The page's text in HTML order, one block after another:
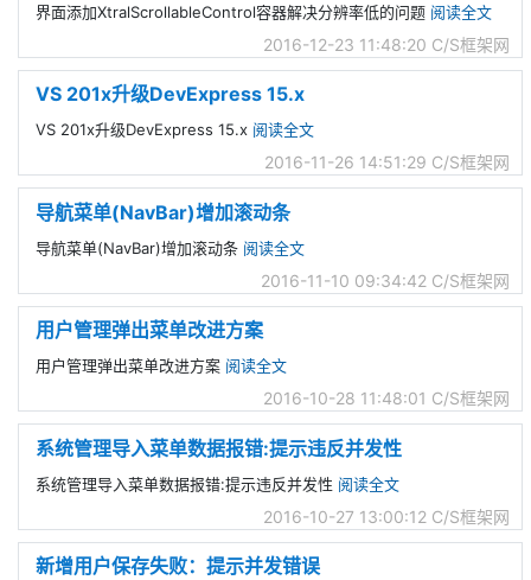
界面添加XtralScrollableControl容器解决分辨率低的问题 阅读全文
2016-12-23 11:48:20 C/S框架网
VS 201x升级DevExpress 15.x
VS 201x升级DevExpress 15.x 阅读全文
2016-11-26 14:51:29 C/S框架网
导航菜单(NavBar)增加滚动条
导航菜单(NavBar)增加滚动条 阅读全文
2016-11-10 09:34:42 C/S框架网
用户管理弹出菜单改进方案
用户管理弹出菜单改进方案 阅读全文
2016-10-28 11:48:01 C/S框架网
系统管理导入菜单数据报错:提示违反并发性
系统管理导入菜单数据报错:提示违反并发性 阅读全文
2016-10-27 13:00:12 C/S框架网
新增用户保存失败：提示并发错误